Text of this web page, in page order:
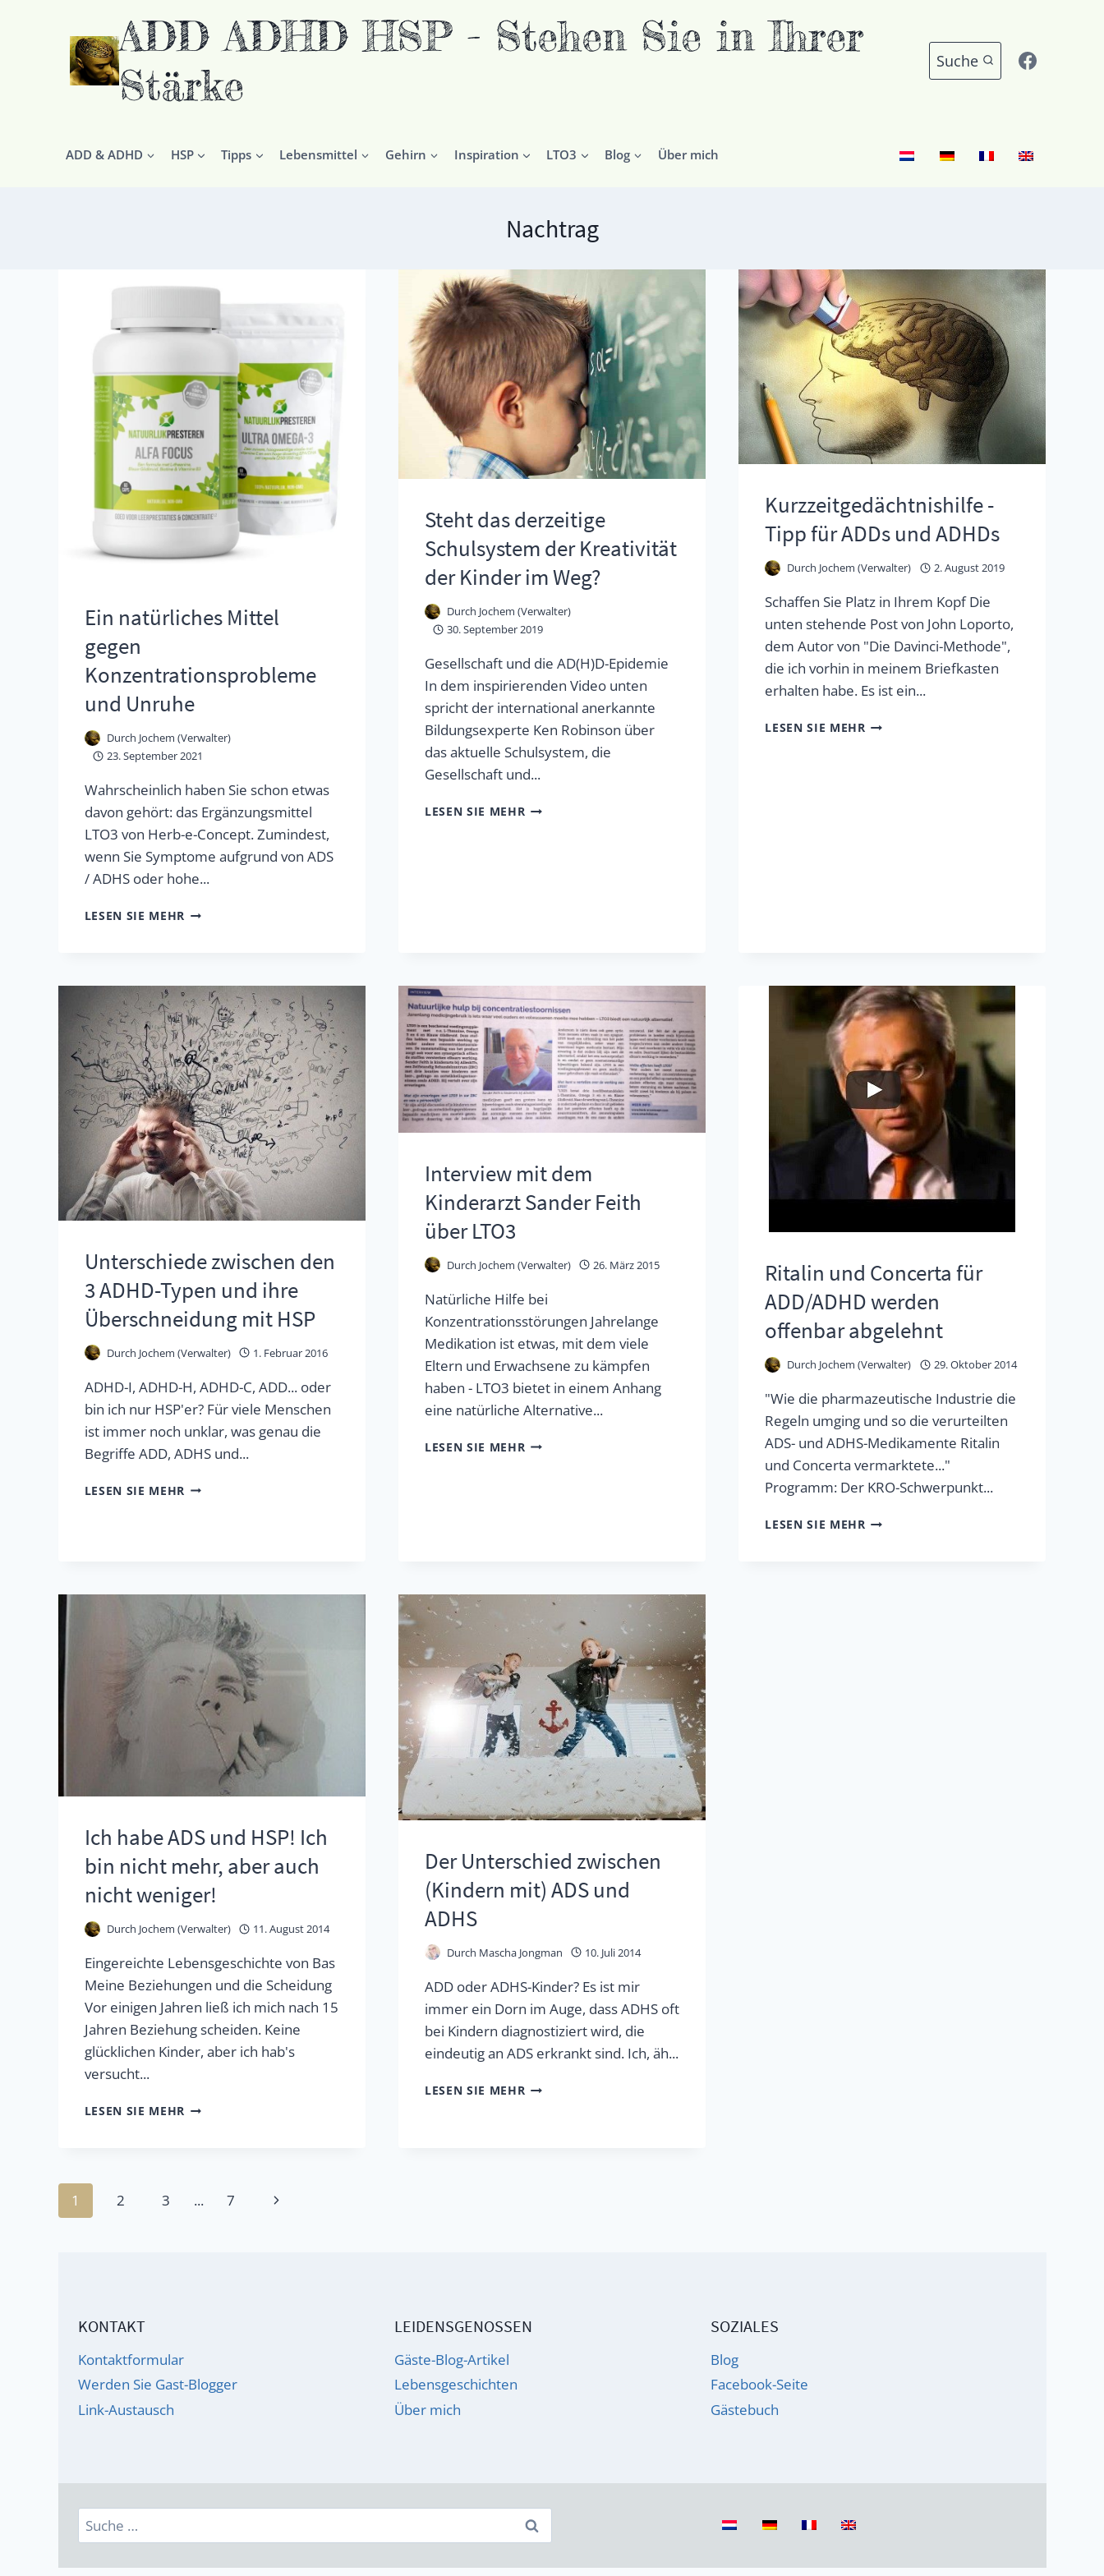
ADD ADHD HSP - Stehen Sie in Ihrer
Stärke
Suche
ADD & ADHD HSP Tipps Lebensmittel Gehirn Inspiration LTO3 Blog Über mich
Nachtrag
Ein natürliches Mittel
gegen
Konzentrationsprobleme
und Unruhe
Durch Jochem (Verwalter)
23. September 2021
Wahrscheinlich haben Sie schon etwas
davon gehört: das Ergänzungsmittel
LTO3 von Herb-e-Concept. Zumindest,
wenn Sie Symptome aufgrund von ADS
/ ADHS oder hohe...
LESEN SIE MEHR EIN
KONZENTRATIONSPROBLEME
UND
UNRUHE
Steht das derzeitige
Schulsystem der Kreativität
der Kinder im Weg?
Durch Jochem (Verwalter)
30. September 2019
Gesellschaft und die AD(H)D-Epidemie
In dem inspirierenden Video unten
spricht der international anerkannte
Bildungsexperte Ken Robinson über
das aktuelle Schulsystem, die
Gesellschaft und...
LESEN SIE MEHR STEHT
IM
WEG?
Kurzzeitgedächtnishilfe -
Tipp für ADDs und ADHDs
Durch Jochem (Verwalter) 2. August 2019
Schaffen Sie Platz in Ihrem Kopf Die
unten stehende Post von John Loporto,
dem Autor von "Die Davinci-Methode",
die ich vorhin in meinem Briefkasten
erhalten habe. Es ist ein...
LESEN SIE MEHR KURZZEITGEDÄCHTNISHILFE
Unterschiede zwischen den
3 ADHD-Typen und ihre
Überschneidung mit HSP
Durch Jochem (Verwalter) 1. Februar 2016
ADHD-I, ADHD-H, ADHD-C, ADD... oder
bin ich nur HSP'er? Für viele Menschen
ist immer noch unklar, was genau die
Begriffe ADD, ADHS und...
LESEN SIE MEHR UNTERSCHIEDE
TYPEN
UND
IHRE
ÜBERSCHNEIDUNG
MIT
HSP
Interview mit dem
Kinderarzt Sander Feith
über LTO3
Durch Jochem (Verwalter) 26. März 2015
Natürliche Hilfe bei
Konzentrationsstörungen Jahrelange
Medikation ist etwas, mit dem viele
Eltern und Erwachsene zu kämpfen
haben - LTO3 bietet in einem Anhang
eine natürliche Alternative...
LESEN SIE MEHR INTERVIEW
LTO3
Ritalin und Concerta für
ADD/ADHD werden
offenbar abgelehnt
Durch Jochem (Verwalter) 29. Oktober 2014
"Wie die pharmazeutische Industrie die
Regeln umging und so die verurteilten
ADS- und ADHS-Medikamente Ritalin
und Concerta vermarktete..."
Programm: Der KRO-Schwerpunkt...
LESEN SIE MEHR RITALIN
Ich habe ADS und HSP! Ich
bin nicht mehr, aber auch
nicht weniger!
Durch Jochem (Verwalter) 11. August 2014
Eingereichte Lebensgeschichte von Bas
Meine Beziehungen und die Scheidung
Vor einigen Jahren ließ ich mich nach 15
Jahren Beziehung scheiden. Keine
glücklichen Kinder, aber ich hab's
versucht...
LESEN SIE MEHR ICH
WENIGER!
Der Unterschied zwischen
(Kindern mit) ADS und
ADHS
Durch Mascha Jongman 10. Juli 2014
ADD oder ADHS-Kinder? Es ist mir
immer ein Dorn im Auge, dass ADHS oft
bei Kindern diagnostiziert wird, die
eindeutig an ADS erkrankt sind. Ich, äh...
LESEN SIE MEHR DER
Seitennavigation
1 2 3 ... 7
Nächste
KONTAKT
Kontaktformular
Werden Sie Gast-Blogger
Link-Austausch
LEIDENSGENOSSEN
Gäste-Blog-Artikel
Lebensgeschichten
Über mich
SOZIALES
Blog
Facebook-Seite
Gästebuch
Suche
nach: